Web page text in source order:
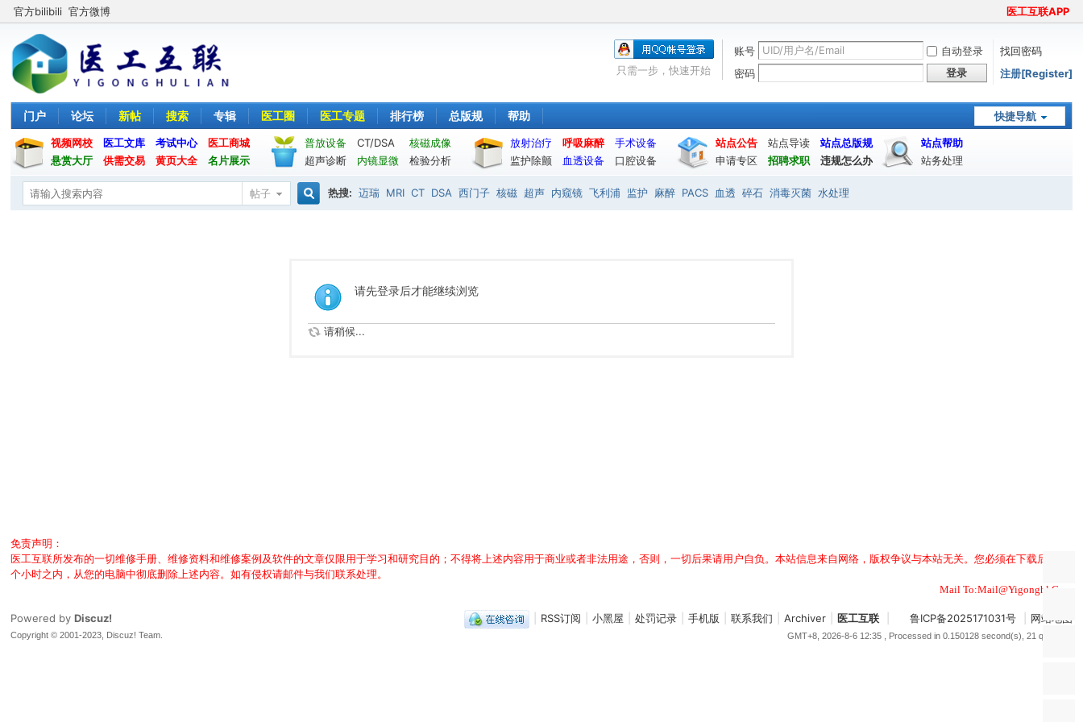
官方bilibili 官方微博 医工互联APP
账号 自动登录
找回密码
密码
登录 注册[Register]
只需一步，快速开始
快捷导航
门户 论坛 新帖 搜索 专辑 医工圈 医工专题 排行榜 总版规 帮助
视频网校 医工文库 考试中心
医工商城
悬赏大厅
供需交易 黄页大全 名片展示
普放设备 CT/DSA
核磁成像
超声诊断
内镜显微 检验分析
放射治疗 呼吸麻醉
手术设备
监护除颤
血透设备 口腔设备
站点公告 站点导读
站点总版规
申请专区
招聘求职 违规怎么办
站点帮助
站务处理
帖子
热搜: 迈瑞 MRI CT DSA 西门子 核磁 超声 内窥镜 飞利浦 监护 麻醉 PACS 血透 碎石 消毒灭菌 水处理
请先登录后才能继续浏览
请稍候...
免责声明：
医工互联所发布的一切维修手册、维修资料和维修案例及软件的文章仅限用于学习和研究目的；不得将上述内容用于商业或者非法用途，否则，一切后果请用户自负。本站信息来自网络，版权争议与本站无关。您必须在下载后的24
个小时之内，从您的电脑中彻底删除上述内容。如有侵权请邮件与我们联系处理。
Mail To:Mail@Yigonghl.Com
RSS订阅 小黑屋 处罚记录 手机版 联系我们 Archiver 医工互联 鲁ICP备2025171031号 网站地图
GMT+8, 2026-8-6 12:35, Processed in 0.150128 second(s), 21 queries .
Powered byDiscuz!
Copyright © 2001-2023, Discuz! Team.